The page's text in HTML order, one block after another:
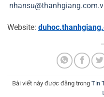
Website:
Bài viết này được đăng trong Tin